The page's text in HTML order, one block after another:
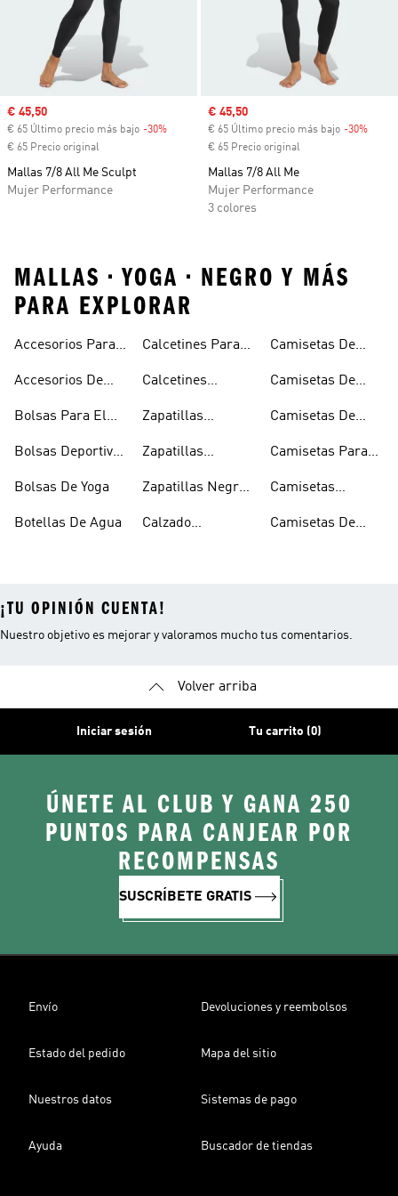
Precio de venta
€ 45,50
€ 65 Último precio más bajo -30% Descuento
€ 65 Precio original
Mallas 7/8 All Me Sculpt
Mujer Performance
Precio de venta
€ 45,50
€ 65 Último precio más bajo -30%
€ 65 Precio original
Mallas 7/8 All Me
Mujer Performance
3 colores
MALLAS • YOGA • NEGRO Y MÁS
PARA EXPLORAR
Accesorios Para
Accesorios De
Bolsas Para El
Bolsas Deportivas
Bolsas De Yoga
Botellas De Agua
Calcetines Para
Calcetines
Zapatillas
El Gimnasio
Zapatillas
Gimnasio
Zapatillas Negras
Calzado
Camisetas De
Mangas
Camisetas De
Para El Gimnasio
Camisetas De
Sudor
Camisetas Para
Camisetas
Camisetas De
¡TU OPINIÓN CUENTA!
Nuestro objetivo es mejorar y valoramos mucho tus comentarios.
Volver arriba
Iniciar sesión Tu carrito (0)
ÚNETE AL CLUB Y GANA 250
PUNTOS PARA CANJEAR POR
RECOMPENSAS
SUSCRÍBETE GRATIS
Envío Devoluciones y reembolsos
Estado del pedido Mapa del sitio
Nuestros datos Sistemas de pago
Ayuda Buscador de tiendas